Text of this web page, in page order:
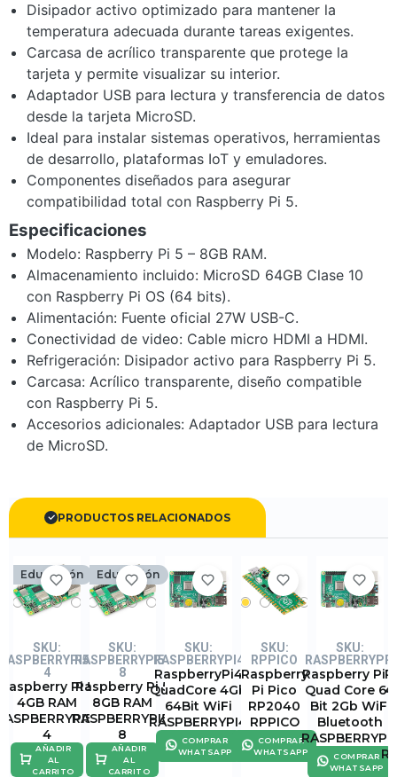
Disipador activo optimizado para mantener la
temperatura adecuada durante tareas exigentes.
Carcasa de acrílico transparente que protege la
tarjeta y permite visualizar su interior.
Adaptador USB para lectura y transferencia de datos
desde la tarjeta MicroSD.
Ideal para instalar sistemas operativos, herramientas
de desarrollo, plataformas IoT y emuladores.
Componentes diseñados para asegurar
compatibilidad total con Raspberry Pi 5.
Especificaciones
Modelo: Raspberry Pi 5 – 8GB RAM.
Almacenamiento incluido: MicroSD 64GB Clase 10
con Raspberry Pi OS (64 bits).
Alimentación: Fuente oficial 27W USB-C.
Conectividad de video: Cable micro HDMI a HDMI.
Refrigeración: Disipador activo para Raspberry Pi 5.
Carcasa: Acrílico transparente, diseño compatible
con Raspberry Pi 5.
Accesorios adicionales: Adaptador USB para lectura
de MicroSD.
PRODUCTOS RELACIONADOS
Educación
SKU:
4
Raspberry Pi 5
4GB RAM
4
AÑADIR
AL
CARRITO
Educación
SKU:
RASPBERRYPI5-
8
Raspberry Pi 5
8GB RAM
RASPBERRYPI5-
8
AÑADIR
AL
CARRITO
SKU:
RASPBERRYPI4
RaspberryPi4
QuadCore 4Gb
64Bit WiFi
RASPBERRYPI4
COMPRAR
WHATSAPP
SKU:
RPPICO
Raspberry
Pi Pico
RP2040
RPPICO
COMPRAR
WHATSAPP
SKU:
RASPBERRYPI2
Raspberry Pi
Quad Core 64
Bit 2Gb WiFi
Bluetooth
COMPRAR
WHATSAPP
4